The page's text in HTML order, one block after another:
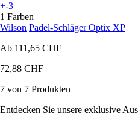
+-3
1 Farben
Wilson Padel-Schläger Optix XP
Ab 111,65 CHF
72,88 CHF
7 von 7 Produkten
Entdecken Sie unsere exklusive